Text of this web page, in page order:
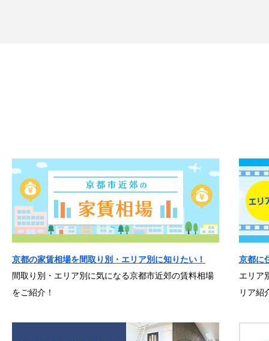
京都の家賃相場を間取り別・エリア別に知りたい！
間取り別・エリア別に気になる京都市近郊の賃料相場
をご紹介！
京都に
エリア
リア紹